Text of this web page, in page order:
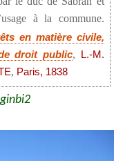
à la commune.
en matière civile,
droit public,
L.-M.
, Paris, 1838
ginbi2